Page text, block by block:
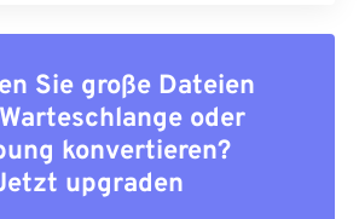
Sie große Dateien
oder
konvertieren?
upgraden